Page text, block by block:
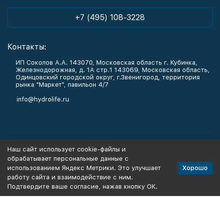
+7 (495) 108-3228
Контакты:
ИП Соколов А.А. 143070, Московская область г. Кубинка,
Железнодорожная, д. 1А стр.1 143069, Московская область,
Одинцовский городской округ, г.Звенигород, территория
рынка "Маркет", павильон 4/7
info@hydrolife.ru
Информация
Политика персональных данных
Наш сайт использует cookie-файлы и
обрабатывает персональные данные с
использованием Яндекс Метрики. Это улучшает
работу сайта и взаимодействие с ним.
Подтвердите ваше согласие, нажав кнопку ОК.
Хорошо